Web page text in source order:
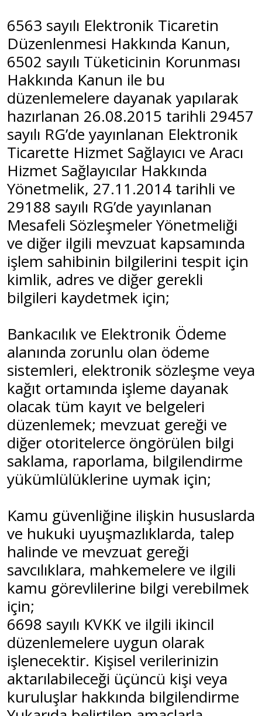
6563 sayılı Elektronik Ticaretin
Düzenlenmesi Hakkında Kanun,
6502 sayılı Tüketicinin Korunması
Hakkında Kanun ile bu
düzenlemelere dayanak yapılarak
hazırlanan 26.08.2015 tarihli 29457
sayılı RG’de yayınlanan Elektronik
Ticarette Hizmet Sağlayıcı ve Aracı
Hizmet Sağlayıcılar Hakkında
Yönetmelik, 27.11.2014 tarihli ve
29188 sayılı RG’de yayınlanan
Mesafeli Sözleşmeler Yönetmeliği
ve diğer ilgili mevzuat kapsamında
işlem sahibinin bilgilerini tespit için
kimlik, adres ve diğer gerekli
bilgileri kaydetmek için;
Bankacılık ve Elektronik Ödeme
alanında zorunlu olan ödeme
sistemleri, elektronik sözleşme veya
kağıt ortamında işleme dayanak
olacak tüm kayıt ve belgeleri
düzenlemek; mevzuat gereği ve
diğer otoritelerce öngörülen bilgi
saklama, raporlama, bilgilendirme
yükümlülüklerine uymak için;
Kamu güvenliğine ilişkin hususlarda
ve hukuki uyuşmazlıklarda, talep
halinde ve mevzuat gereği
savcılıklara, mahkemelere ve ilgili
kamu görevlilerine bilgi verebilmek
için;
6698 sayılı KVKK ve ilgili ikincil
düzenlemelere uygun olarak
işlenecektir. Kişisel verilerinizin
aktarılabileceği üçüncü kişi veya
kuruluşlar hakkında bilgilendirme